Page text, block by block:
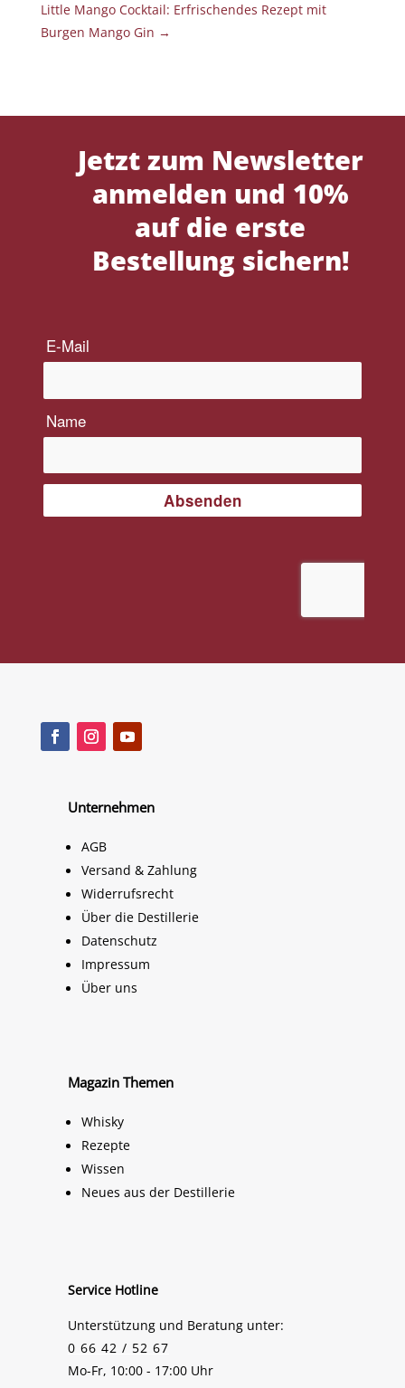
Little Mango Cocktail: Erfrischendes Rezept mit
Burgen Mango Gin →
Jetzt zum Newsletter
anmelden und 10%
auf die erste
Bestellung sichern!
Unternehmen
AGB
Versand & Zahlung
Widerrufsrecht
Über die Destillerie
Datenschutz
Impressum
Über uns
Magazin Themen
Whisky
Rezepte
Wissen
Neues aus der Destillerie
Service Hotline
Unterstützung und Beratung unter:
0 66 42 / 52 67
Mo-Fr, 10:00 - 17:00 Uhr